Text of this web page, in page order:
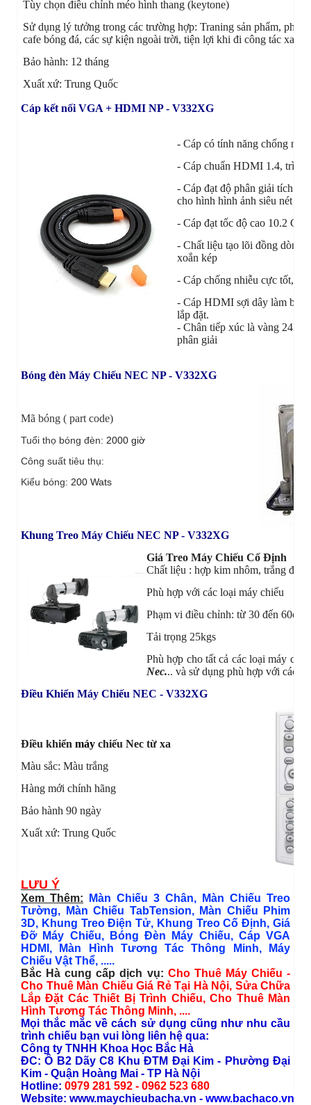
Tùy chọn điều chỉnh méo hình thang (keytone)
Sử dụng lý tưởng trong các trường hợp: Traning sản phẩm,
cafe bóng đá, các sự kiện ngoài trời, tiện lợi khi đi công tác xa....
Bảo hành: 12 tháng
Xuất xứ: Trung Quốc
Cáp kết nối VGA + HDMI NP - V332XG
- Cáp có tính năng chống
- Cáp chuẩn HDMI 1.4, trình
- Cáp đạt độ phân giải tích
cho hình hình ảnh siêu nét
- Cáp đạt tốc độ cao 10.2
- Chất liệu tạo lõi đồng dòng
xoắn kép
- Cáp chống nhiễu cực tốt,
- Cáp HDMI sợi dây làm
lắp đặt.
- Chân tiếp xúc là vàng 24k
phân giải
Bóng đèn Máy Chiếu NEC NP - V332XG
Mã bóng ( part code)
Tuổi thọ bóng đèn: 2000 giờ
Công suất tiêu thụ:
Kiểu bóng: 200 Wats
Khung Treo Máy Chiếu NEC NP - V332XG
Giá Treo Máy Chiếu Cố Định
Chất liệu : hợp kim nhôm, trắng đục
Phù hợp với các loại máy chiếu
Phạm vi điều chỉnh: từ 30 đến 60cm
Tải trọng 25kgs
Phù hợp cho tất cả các loại máy
Nec... và sử dụng phù hợp với các
Điều Khiển Máy Chiếu NEC - V332XG
Điều khiển máy chiếu Nec từ xa
Màu sắc: Màu trắng
Hàng mới chính hãng
Bảo hành 90 ngày
Xuất xứ: Trung Quốc
LƯU Ý
Xem Thêm: Màn Chiếu 3 Chân,
Màn Chiếu Treo
Tường, Màn Chiếu TabTension, Màn Chiếu Phim
3D, Khung Treo Điện Tử, Khung Treo Cố Định,Giá
Đỡ Máy Chiếu, Bóng Đèn Máy Chiếu, Cáp VGA
HDMI , Màn Hình Tương Tác Thông Minh,
Máy
Chiếu Vật Thể, .....
Bắc Hà cung cấp dịch vụ: Cho Thuê Máy Chiếu -
Cho Thuê Màn Chiếu Giá Rẻ Tại Hà Nội, Sửa Chữa
Lắp Đặt Các Thiết Bị Trình Chiếu,Cho Thuê Màn
Hình Tương Tác Thông Minh, ....
Mọi thắc mắc về cách sử dụng cũng như nhu cầu
trình chiếu bạn vui lòng liên hệ qua:
Công ty TNHH Khoa Học Bắc Hà
ĐC: Ô B2 Dãy C8 Khu ĐTM Đại Kim - Phường Đại
Kim - Quận Hoàng Mai - TP Hà Nội
Hotline: 0979 281 592 - 0962 523 680
Website: www.maychieubacha.vn - www.bachaco.vn